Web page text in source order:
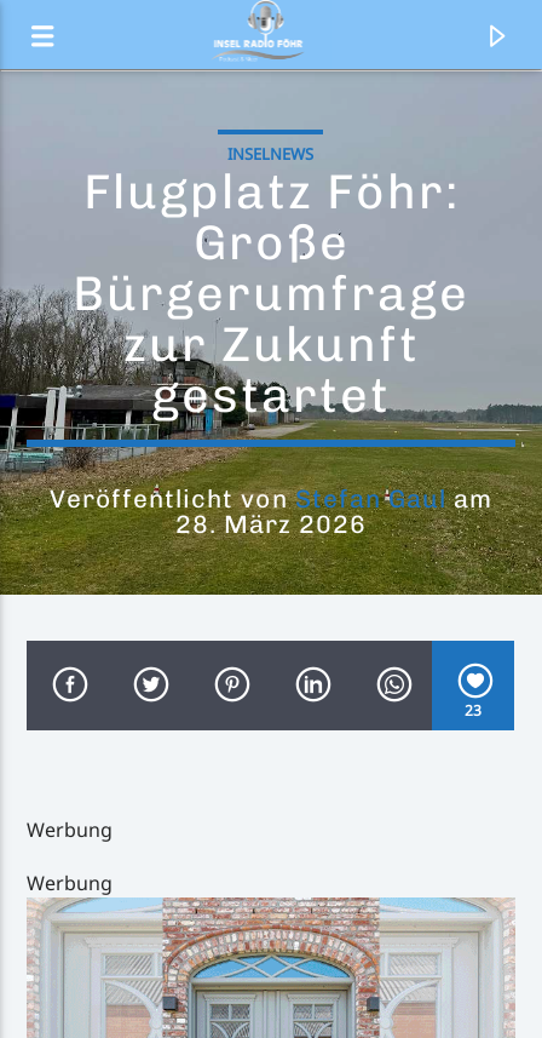
Aktueller Titel
No Broke Boys
Disco Lines & Tinashe
Inselradio Föhr
INSELNEWS
Flugplatz Föhr:
Große
Bürgerumfrage
zur Zukunft
gestartet
Veröffentlicht vonStefan Gaulam
28. März 2026
23
Werbung
Werbung